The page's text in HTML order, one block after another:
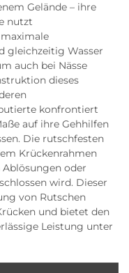
Gelände – ihre
nutzt
gleichzeitig Wasser
auch bei Nässe
dieses
konfrontiert
auf ihre Gehhilfen
Die rutschfesten
Krückenrahmen
oder
wird. Dieser
von Rutschen
und bietet den
Leistung unter